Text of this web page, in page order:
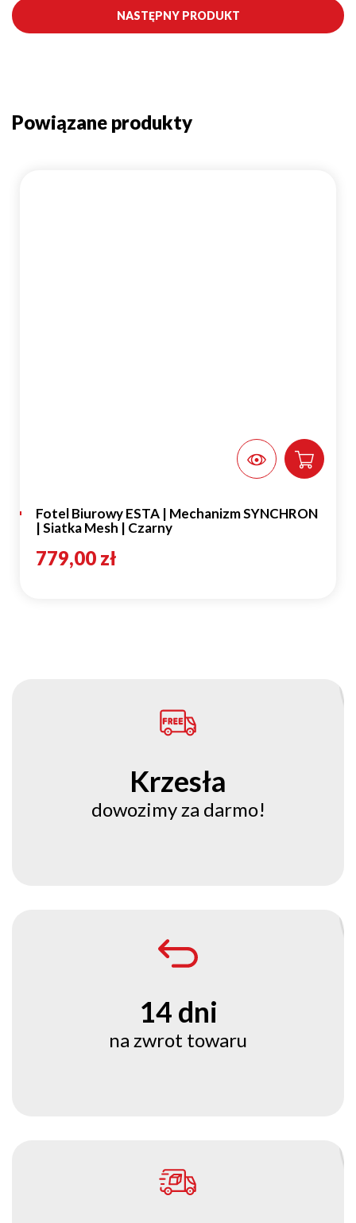
NASTĘPNY PRODUKT
Powiązane produkty
Fotel Biurowy ESTA | Mechanizm SYNCHRON
| Siatka Mesh | Czarny
779,00 zł
Krzesła
dowozimy za darmo!
14 dni
na zwrot towaru